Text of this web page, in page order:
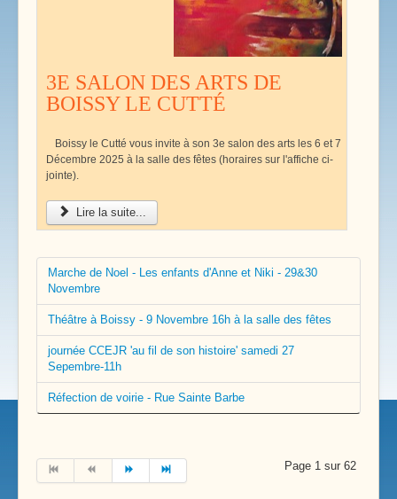
3E SALON DES ARTS DE
BOISSY LE CUTTÉ
Boissy le Cutté vous invite à son 3e salon des arts les 6 et 7
Décembre 2025 à la salle des fêtes (horaires sur l'affiche ci-
jointe).
Lire la suite...
Marche de Noel - Les enfants d'Anne et Niki - 29&30
Novembre
Théâtre à Boissy - 9 Novembre 16h à la salle des fêtes
journée CCEJR 'au fil de son histoire' samedi 27
Sepembre-11h
Réfection de voirie - Rue Sainte Barbe
Page 1 sur 62